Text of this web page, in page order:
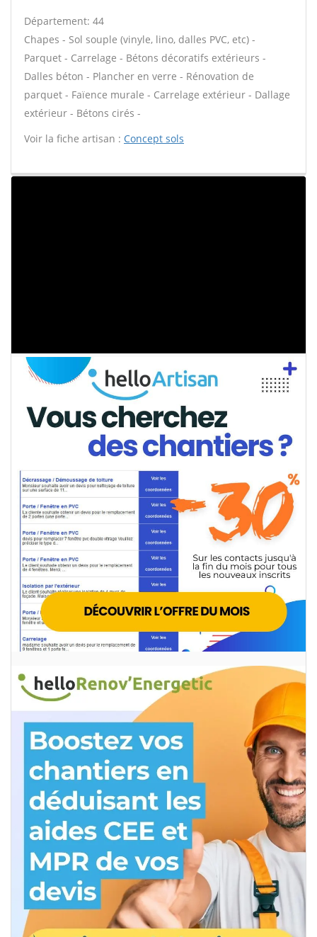
Département: 44
Chapes - Sol souple (vinyle, lino, dalles PVC, etc) -
Parquet - Carrelage - Bétons décoratifs extérieurs -
Dalles béton - Plancher en verre - Rénovation de
parquet - Faïence murale - Carrelage extérieur - Dallage
extérieur - Bétons cirés -
Voir la fiche artisan : Concept sols